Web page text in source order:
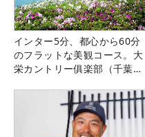
インター5分、都心から60分
のフラットな美観コース。大
栄カントリー俱楽部（千葉